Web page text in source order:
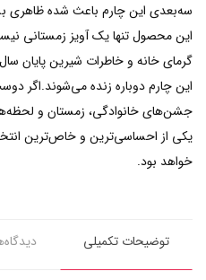
سه‌بعدی این چارم باعث شده ظاهری
این محصول تنها یک آویز زمستانی
گرمای خانه و خاطرات شیرین پایان
این چارم دوباره زنده می‌شوند.اگر
جشن‌های خانوادگی، زمستان و
یکی از احساسی‌ترین و خاص‌ترین
خواهد بود.
توضیحات تکمیلی